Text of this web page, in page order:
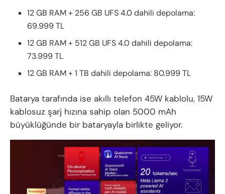
12 GB RAM + 256 GB UFS 4.0 dahili depolama:
69.999 TL
12 GB RAM + 512 GB UFS 4.0 dahili depolama:
73.999 TL
12 GB RAM + 1 TB dahili depolama: 80.999 TL
Batarya tarafında ise akıllı telefon 45W kablolu, 15W
kablosuz şarj hızına sahip olan 5000 mAh
büyüklüğünde bir bataryayla birlikte geliyor.